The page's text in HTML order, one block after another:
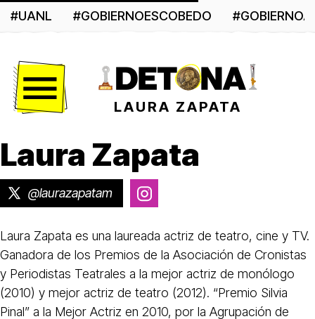
#UANL #GOBIERNOESCOBEDO
LAURA ZAPATA
Laura Zapata
@laurazapatam
Laura Zapata es una laureada actriz de teatro, cine y TV.
Ganadora de los Premios de la Asociación de Cronistas
y Periodistas Teatrales a la mejor actriz de monólogo
(2010) y mejor actriz de teatro (2012). “Premio Silvia
Pinal” a la Mejor Actriz en 2010, por la Agrupación de